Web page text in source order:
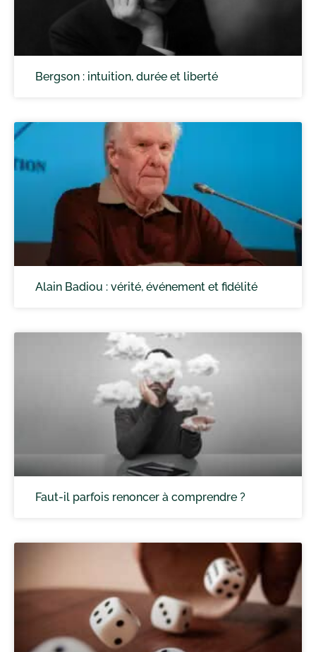
Bergson : intuition, durée et liberté
Alain Badiou : vérité, événement et fidélité
Faut-il parfois renoncer à comprendre ?